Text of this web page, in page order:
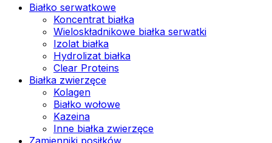
Białko serwatkowe
Koncentrat białka
Wieloskładnikowe białka serwatki
Izolat białka
Hydrolizat białka
Clear Proteins
Białka zwierzęce
Kolagen
Białko wołowe
Kazeina
Inne białka zwierzęce
Zamienniki posiłków